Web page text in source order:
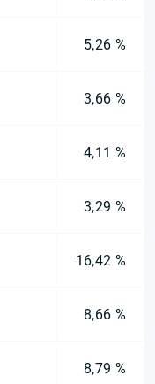
5,26 %
3,66 %
4,11 %
3,29 %
16,42 %
8,66 %
8,79 %